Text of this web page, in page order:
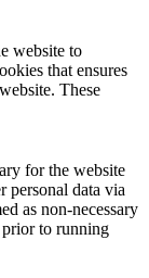
website to
that ensures
These
for the website
personal data via
as non-necessary
prior to running